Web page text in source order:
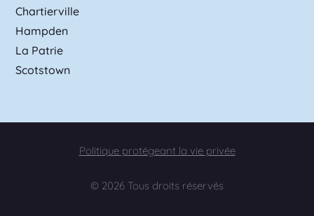
Chartierville
Hampden
La Patrie
Scotstown
Politique protégeant la vie privée
© 2026 Tous droits réservés